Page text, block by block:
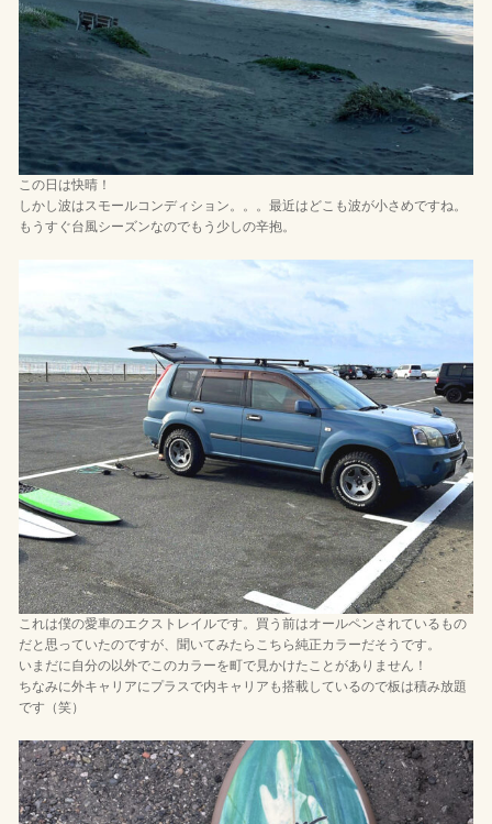
この日は快晴！
しかし波はスモールコンディション。。。最近はどこも波が小さめですね。
もうすぐ台風シーズンなのでもう少しの辛抱。
これは僕の愛車のエクストレイルです。買う前はオールペンされているもの
だと思っていたのですが、聞いてみたらこちら純正カラーだそうです。
いまだに自分の以外でこのカラーを町で見かけたことがありません！
ちなみに外キャリアにプラスで内キャリアも搭載しているので板は積み放題
です（笑）